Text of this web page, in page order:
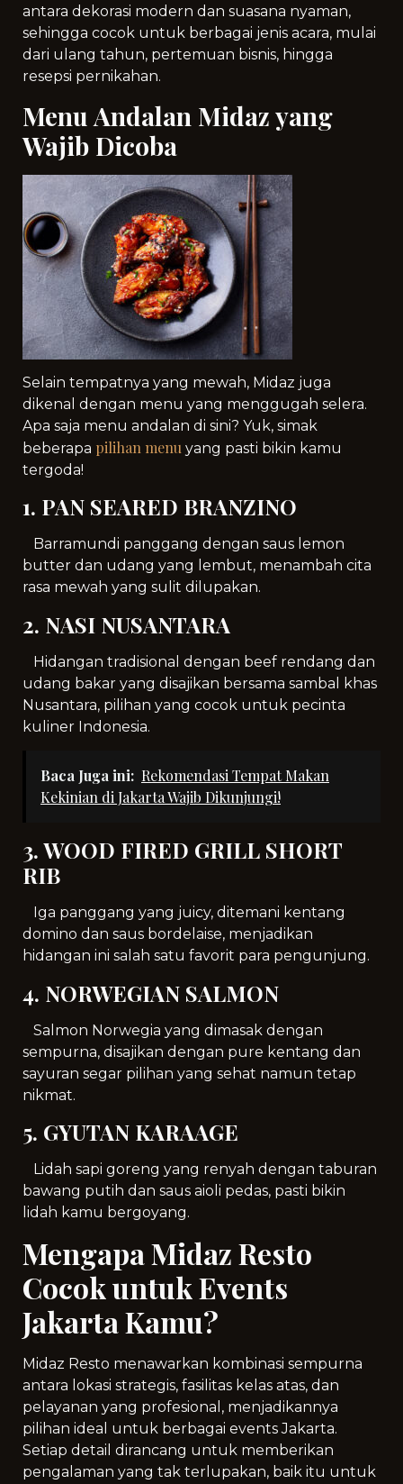
antara dekorasi modern dan suasana nyaman,
sehingga cocok untuk berbagai jenis acara, mulai
dari ulang tahun, pertemuan bisnis, hingga
resepsi pernikahan.
Menu Andalan Midaz yang
Wajib Dicoba
Selain tempatnya yang mewah, Midaz juga
dikenal dengan menu yang menggugah selera.
Apa saja menu andalan di sini? Yuk, simak
beberapa pilihan menu yang pasti bikin kamu
tergoda!
1. PAN SEARED BRANZINO
Barramundi panggang dengan saus lemon
butter dan udang yang lembut, menambah cita
rasa mewah yang sulit dilupakan.
2. NASI NUSANTARA
Hidangan tradisional dengan beef rendang dan
udang bakar yang disajikan bersama sambal khas
Nusantara, pilihan yang cocok untuk pecinta
kuliner Indonesia.
Baca Juga ini: Rekomendasi Tempat Makan
Kekinian di Jakarta Wajib Dikunjungi!
3. WOOD FIRED GRILL SHORT
RIB
Iga panggang yang juicy, ditemani kentang
domino dan saus bordelaise, menjadikan
hidangan ini salah satu favorit para pengunjung.
4. NORWEGIAN SALMON
Salmon Norwegia yang dimasak dengan
sempurna, disajikan dengan pure kentang dan
sayuran segar pilihan yang sehat namun tetap
nikmat.
5. GYUTAN KARAAGE
Lidah sapi goreng yang renyah dengan taburan
bawang putih dan saus aioli pedas, pasti bikin
lidah kamu bergoyang.
Mengapa Midaz Resto
Cocok untuk Events
Jakarta Kamu?
Midaz Resto menawarkan kombinasi sempurna
antara lokasi strategis, fasilitas kelas atas, dan
pelayanan yang profesional, menjadikannya
pilihan ideal untuk berbagai events Jakarta.
Setiap detail dirancang untuk memberikan
pengalaman yang tak terlupakan, baik itu untuk